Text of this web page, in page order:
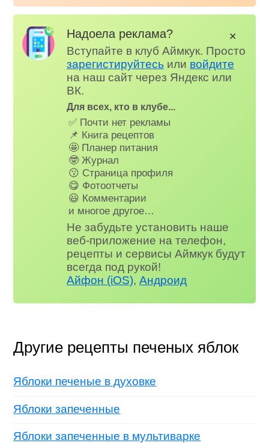
Надоела реклама?
Вступайте в клуб Аймкук. Просто
зарегистируйтесь или войдите
на наш сайт через Яндекс или
ВК.
Для всех, кто в клубе...
✅ Почти нет рекламы
📌 Книга рецептов
🤩 Планер питания
🤓 Журнал
😗 Страница профиля
😋 Фотоотчеты
😃 Комментарии
и многое другое…
Не забудьте установить наше
веб-приложение на телефон,
рецепты и сервисы Аймкук будут
всегда под рукой!
Айфон (iOS),Андроид
✕
Другие рецепты печеных яблок
Яблоки печеные в духовке
Яблоки запеченные
Яблоки запеченные в мультиварке